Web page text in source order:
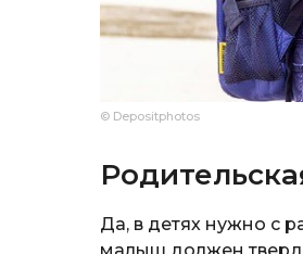
© Depositphotos
Да, в детях нужно с